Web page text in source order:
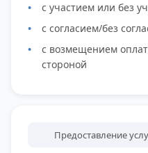
с участием или без
с согласием/без
с возмещением
стороной
Предоставление